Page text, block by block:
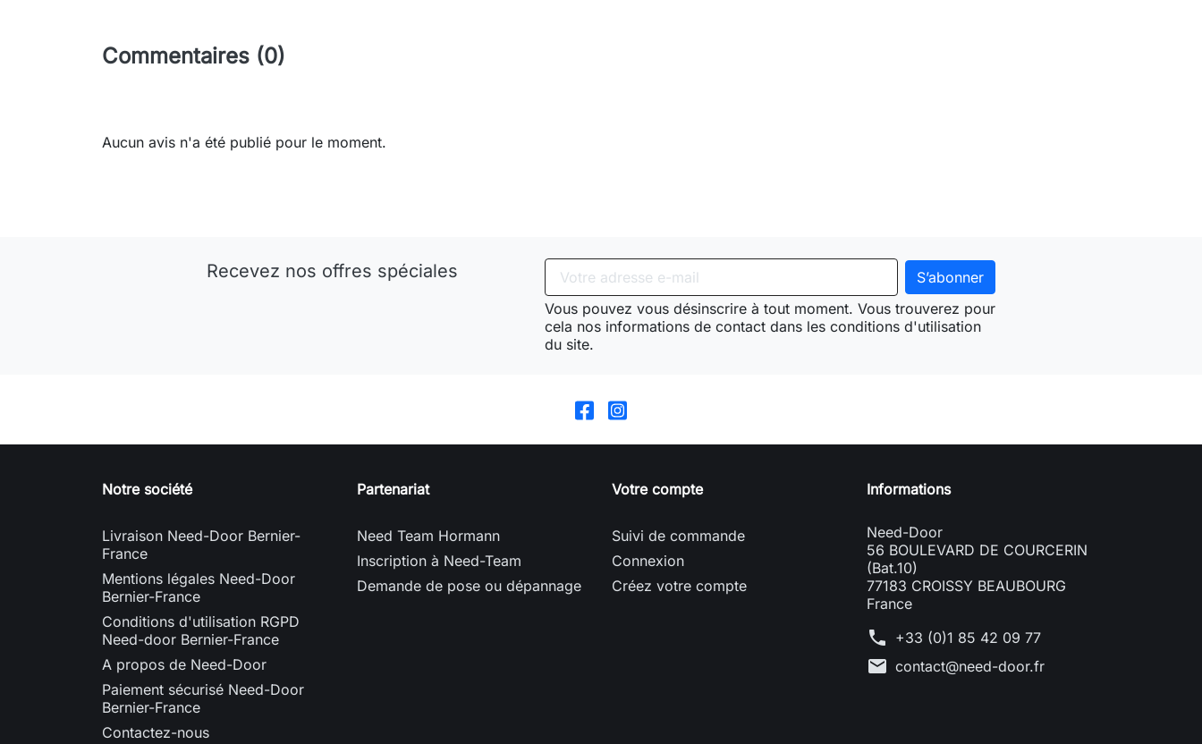
Commentaires (0)
Aucun avis n'a été publié pour le moment.
Recevez nos offres spéciales
Vous pouvez vous désinscrire à tout moment. Vous trouverez pour
cela nos informations de contact dans les conditions d'utilisation
du site.
Notre société
Livraison Need-Door Bernier-
France
Mentions légales Need-Door
Bernier-France
Conditions d'utilisation RGPD
Need-door Bernier-France
A propos de Need-Door
Paiement sécurisé Need-Door
Bernier-France
Contactez-nous
Partenariat
Need Team Hormann
Inscription à Need-Team
Demande de pose ou dépannage
Votre compte
Suivi de commande
Connexion
Créez votre compte
Informations
Need-Door
56 BOULEVARD DE COURCERIN
(Bat.10)
77183 CROISSY BEAUBOURG
France
phone +33 (0)1 85 42 09 77
mail contact@need-door.fr